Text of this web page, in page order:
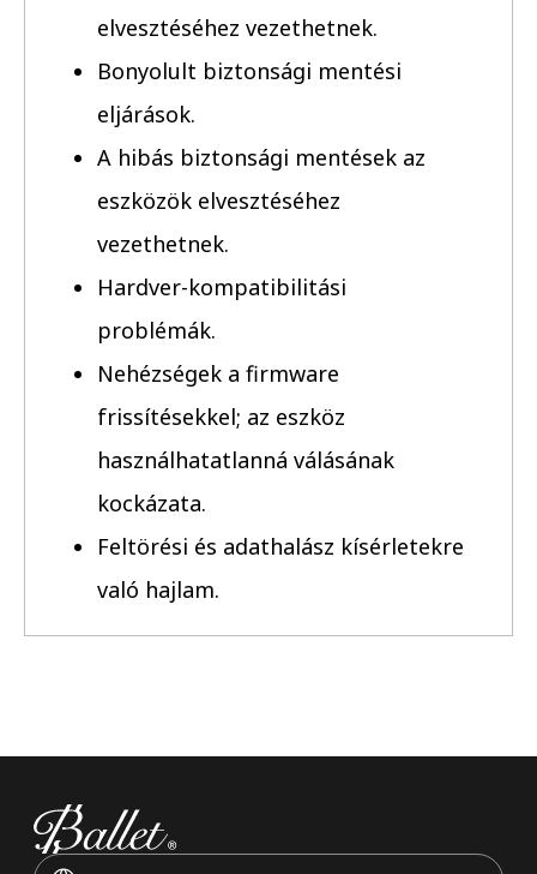
elvesztéséhez vezethetnek.
Bonyolult biztonsági mentési
eljárások.
A hibás biztonsági mentések az
eszközök elvesztéséhez
vezethetnek.
Hardver-kompatibilitási
problémák.
Nehézségek a firmware
frissítésekkel; az eszköz
használhatatlanná válásának
kockázata.
Feltörési és adathalász kísérletekre
való hajlam.